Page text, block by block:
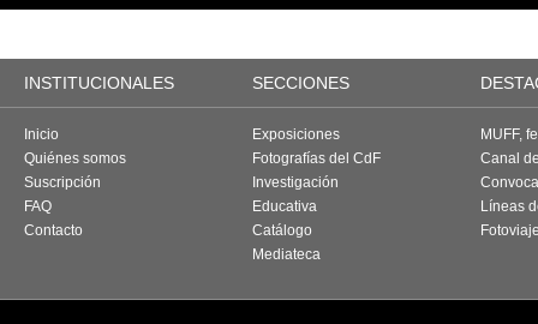
INSTITUCIONALES SECCIONES
Inicio
Quiénes somos
Suscripción
FAQ
Contacto
Exposiciones
Fotografías del CdF
Investigación
Educativa
Catálogo
Mediateca
MUFF,
Canal
Líneas